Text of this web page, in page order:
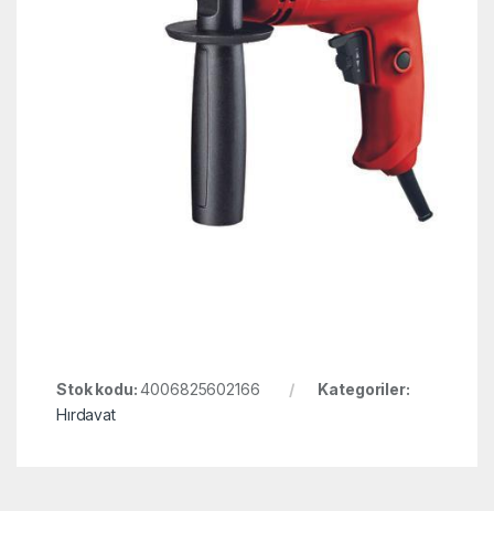
Stok kodu:4006825602166
Kategoriler:
Hırdavat